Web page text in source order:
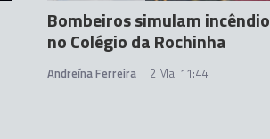
Bombeiros simulam incêndio
no Colégio da Rochinha
Andreína Ferreira 2 Mai 11:44